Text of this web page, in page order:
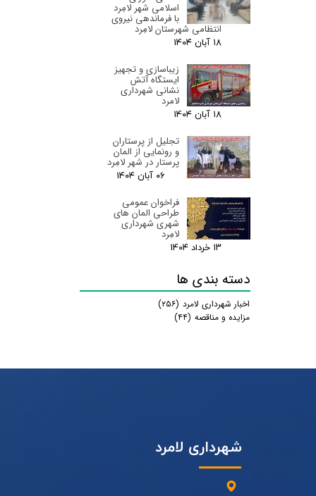
اسلامی شهر لامِرد
با فرماندهی نیروی
انتظامی شهرستان لامِرد
۱۸ آبان ۰۴
زیباسازی و تجهیز
ایستگاه آتش
نشانی شهرداری
لامرد
۱۸ آبان ۰۴
تجلیل از پرستاران
و رونمایی از المان
پرستار در شهر لامِرد
۰۶ آبان ۰۴
فراخوان عمومی
طراحی المان های
شهری شهرداری
لامِرد
۱۳ خرداد ۰۴
دسته بندی ها
اخبار شهرداری لامرد (۲۵۶)
مزایده و مناقصه (۴۴)
شهرداری لامرد